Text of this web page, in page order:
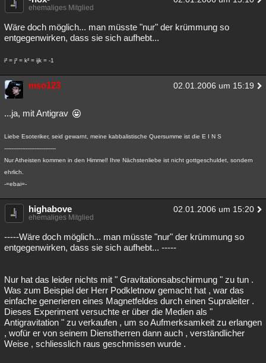
ehemaliges Mitglied
Wäre doch möglich... man müsste "nur" der krümmung so
entgegenwirken, dass sie sich aufhebt...
i² = j² = k² = ijk = -1
mso123 02.01.2006 um 15:19
...ja, mit Antigrav
Liebe Esoteriker, seid gewarnt, meine kabbalistische Quersumme ist die E I N S
-----------------------------
Nur Atheisten kommen in den Himmel! Ihre Nächstenliebe ist nicht gottgeschuldet, sondern
ehrlich.
-=ebai=-
highabove 02.01.2006 um 15:20
ehemaliges Mitglied
-----Wäre doch möglich... man müsste "nur" der krümmung so
entgegenwirken, dass sie sich aufhebt... -----
Nur hat das leider nichts mit " Gravitationsabschirmung " zu tun .
Was zum Beispiel der Herr Podkletnow gemacht hat , war das
einfache generieren eines Magnetfeldes durch einen Supraleiter .
Dieses Experiment versuchte er über die Medien als "
Antigravitation " zu verkaufen , um so Aufmerksamkeit zu erlangen
, wofür er von seinem Dienstherren dann auch , verständlicher
Weise , schliesslich raus geschmissen wurde .